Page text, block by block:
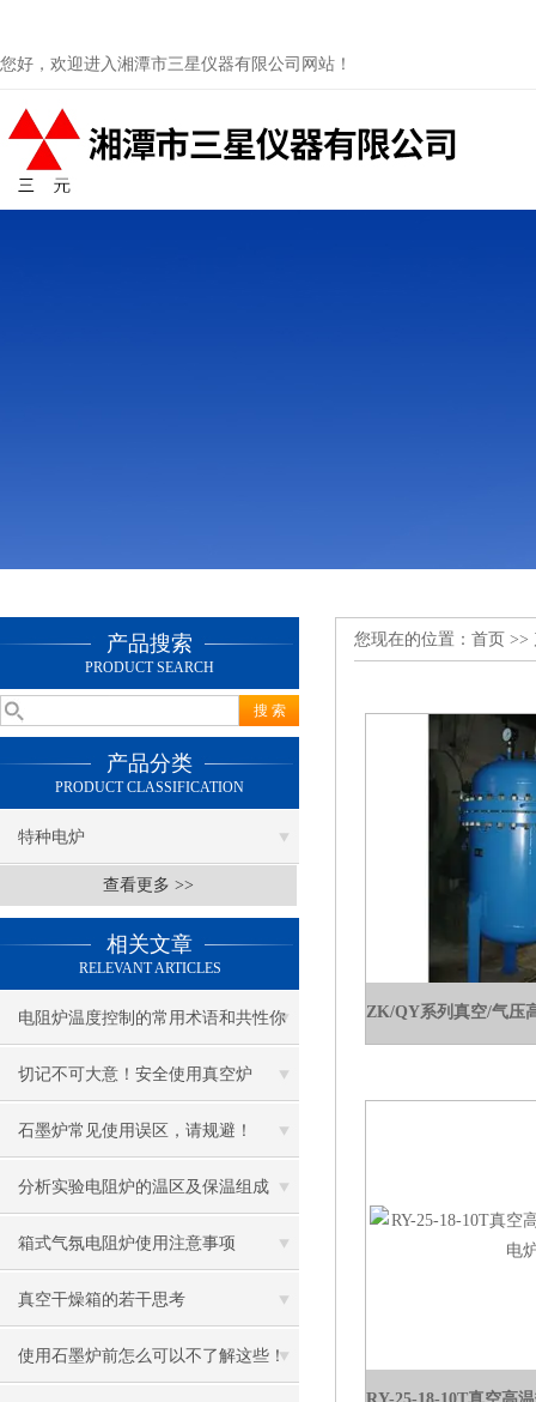
您好，欢迎进入湘潭市三星仪器有限公司网站！
产品搜索
PRODUCT SEARCH
产品分类
PRODUCT CLASSIFICATION
特种电炉
查看更多 >>
相关文章
RELEVANT ARTICLES
电阻炉温度控制的常用术语和共性你
都知道吗?
切记不可大意！安全使用真空炉
石墨炉常见使用误区，请规避！
分析实验电阻炉的温区及保温组成
箱式气氛电阻炉使用注意事项
真空干燥箱的若干思考
使用石墨炉前怎么可以不了解这些！
您现在的位置： 首页 >>